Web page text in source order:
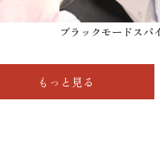
ブラックモードスパ
もっと見る